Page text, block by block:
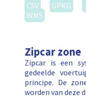
CSV GPKG
WMS
Zipcar zone
Zipcar is een
gedeelde
principe. De
worden van deze